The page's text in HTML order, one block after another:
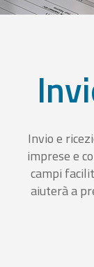
Invio e
imprese e
campi
aiuterà a